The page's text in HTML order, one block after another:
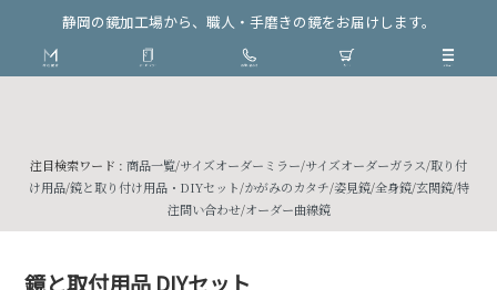
静岡の鏡加工場から、職人・手磨きの鏡をお届けします。
注目検索ワード : 商品一覧/サイズオーダーミラー/サイズオーダーガラス/取り付
け用品/鏡と取り付け用品・DIYセット/かがみのカタチ/姿見鏡/全身鏡/玄関鏡/特
注問い合わせ/オーダー曲線鏡
鏡と取付用品 DIYセット